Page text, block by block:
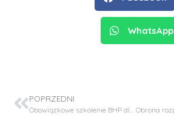
WhatsApp
POPRZEDNI
Obowiązkowe szkolenie BHP dla studentów I roku studiów